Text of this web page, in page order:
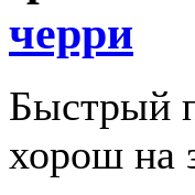
черри
Быстрый
хорош на